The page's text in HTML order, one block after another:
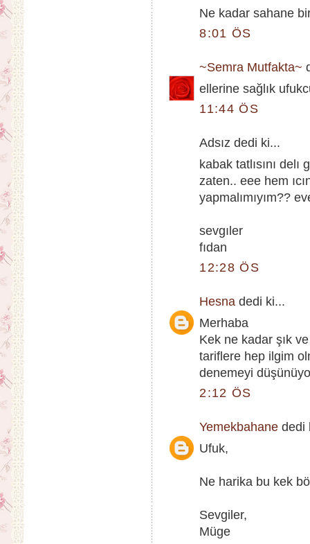
Ne kadar sahane
8:01 ÖS
~Semra Mutfakta~
ellerine sağlık
11:44 ÖS
Adsız dedi ki...
kabak tatlısını
zaten.. eee hem
yapmalımıyım??
sevgıler
fıdan
12:28 ÖS
Hesna dedi ki...
Merhaba
Kek ne kadar şık
tariflere hep ilgim
denemeyi
2:12 ÖS
Yemekbahane dedi
Ufuk,
Ne harika bu kek
Sevgiler,
Müge